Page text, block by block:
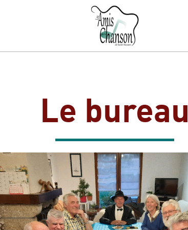
Le bureau